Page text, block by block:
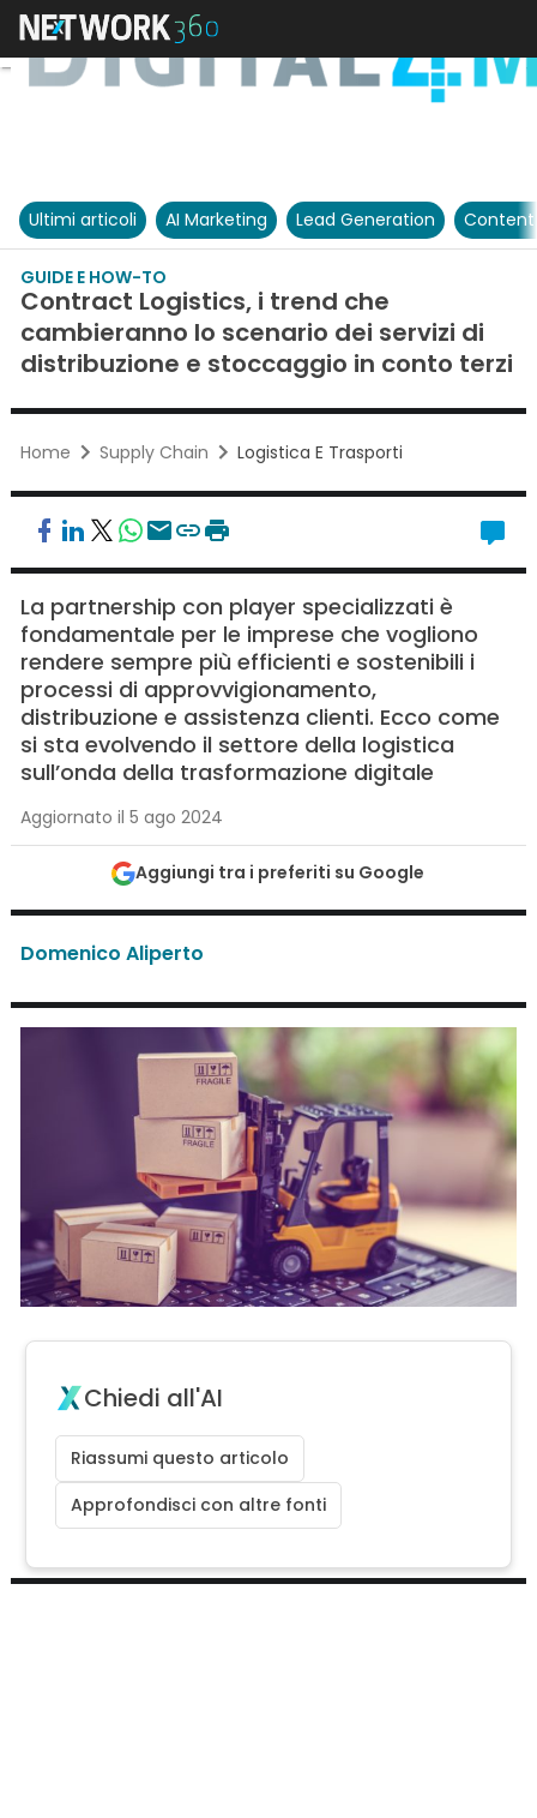
Ultimi articoli AI Marketing Lead Generation
GUIDE E HOW-TO
Contract Logistics, i trend che
cambieranno lo scenario dei servizi di
distribuzione e stoccaggio in conto terzi
Home Supply Chain Logistica E Trasporti
La partnership con player specializzati è
fondamentale per le imprese che vogliono
rendere sempre più efficienti e sostenibili i
processi di approvvigionamento,
distribuzione e assistenza clienti. Ecco come
si sta evolvendo il settore della logistica
sull’onda della trasformazione digitale
Aggiornato il 5 ago 2024
Aggiungi tra i preferiti su Google
Domenico Aliperto
Chiedi all'AI
Riassumi questo articolo
Approfondisci con altre fonti